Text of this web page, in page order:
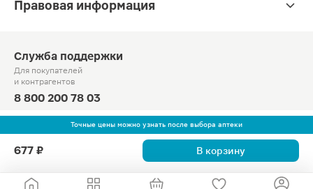
Точные цены можно узнать после выбора аптеки
677 ₽ В корзину
Правовая информация
Служба поддержки
Для покупателей
и контрагентов
8 800 200 78 03
Круглосуточно, звонок по России бесплатный
© Официальный сайт сети «Магнит».